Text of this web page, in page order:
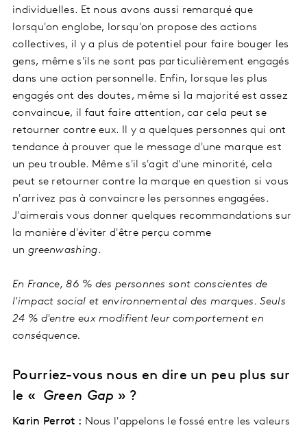
individuelles. Et nous avons aussi remarqué que
lorsqu'on englobe, lorsqu'on propose des actions
collectives, il y a plus de potentiel pour faire bouger les
gens, même s'ils ne sont pas particulièrement engagés
dans une action personnelle. Enfin, lorsque les plus
engagés ont des doutes, même si la majorité est assez
convaincue, il faut faire attention, car cela peut se
retourner contre eux. Il y a quelques personnes qui ont
tendance à prouver que le message d'une marque est
un peu trouble. Même s'il s'agit d'une minorité, cela
peut se retourner contre la marque en question si vous
n'arrivez pas à convaincre les personnes engagées.
J'aimerais vous donner quelques recommandations sur
la manière d'éviter d'être perçu comme
un greenwashing.
En France, 86 % des personnes sont conscientes de
l'impact social et environnemental des marques. Seuls
24 % d'entre eux modifient leur comportement en
conséquence.
Pourriez-vous nous en dire un peu plus sur
le « Green Gap » ?
Karin Perrot : Nous l'appelons le fossé entre les valeurs